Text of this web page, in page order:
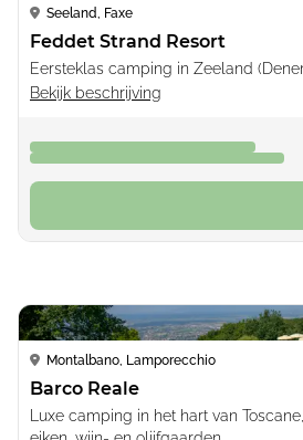
Seeland, Faxe
Feddet Strand Resort
Eersteklas camping in Zeeland
Bekijk beschrijving
05.09.2026 - 12.09.2026
7 nachten
Loading...
Montalbano, Lamporecchio
Barco Reale
Luxe camping in het hart van